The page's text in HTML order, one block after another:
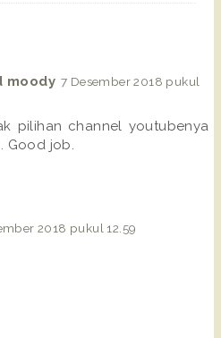
moody 7 Desember 2018 pukul
pilihan channel youtubenya
Good job.
2018 pukul 12.59